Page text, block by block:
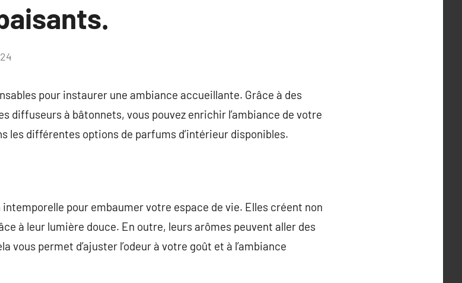
pour instaurer une ambiance accueillante. Grâce à des
diffuseurs à bâtonnets, vous pouvez enrichir l’ambiance de votre
les différentes options de parfums d’intérieur disponibles.
pour embaumer votre espace de vie. Elles créent non
à leur lumière douce. En outre, leurs arômes peuvent aller des
vous permet d’ajuster l’odeur à votre goût et à l’ambiance